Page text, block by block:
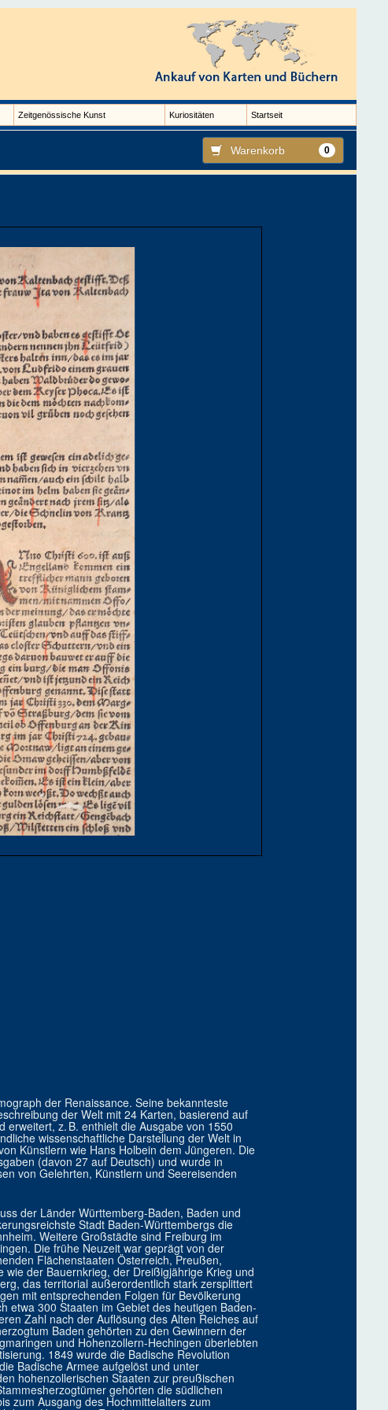
Zeitgenössische Kunst Kuriositäten Startseit
Warenkorb 0
der Renaissance. Seine bekannteste
der Welt mit 24 Karten, basierend auf
z. B. enthielt die Ausgabe von 1550
wissenschaftliche Darstellung der Welt in
Künstlern wie Hans Holbein dem Jüngeren. Die
(davon 27 auf Deutsch) und wurde in
von Gelehrten, Künstlern und Seereisenden
der Länder Württemberg-Baden, Baden und
Stadt Baden-Württembergs die
Weitere Großstädte sind Freiburg im
Die frühe Neuzeit war geprägt von der
Flächenstaaten Österreich, Preußen,
der Bauernkrieg, der Dreißigjährige Krieg und
das territorial außerordentlich stark zersplittert
mit entsprechenden Folgen für Bevölkerung
etwa 300 Staaten im Gebiet des heutigen Baden-
Zahl nach der Auflösung des Alten Reiches auf
Baden gehörten zu den Gewinnern der
und Hohenzollern-Hechingen überlebten
1849 wurde die Badische Revolution
Badische Armee aufgelöst und unter
hohenzollerischen Staaten zur preußischen
gehörten die südlichen
zum Ausgang des Hochmittelalters zum